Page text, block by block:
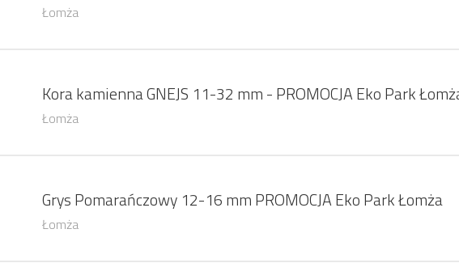
Łomża
Kora kamienna GNEJS 11-32 mm - PROMOCJA Eko Park
Łomża
Grys Pomarańczowy 12-16 mm PROMOCJA Eko Park Łomża
Łomża